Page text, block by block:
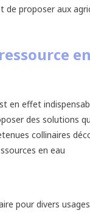
de proposer aux
en effet
des solutions
collinaires
en eau
pour divers